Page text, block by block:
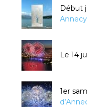
Début
Le 14
1er